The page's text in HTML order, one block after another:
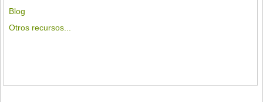
Blog
Otros recursos...